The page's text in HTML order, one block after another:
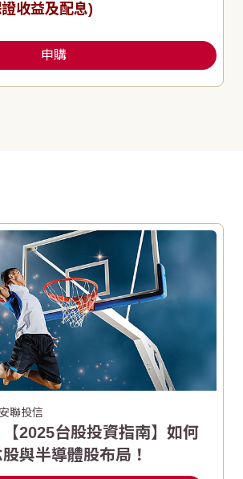
收益及配息)
申購
安聯投信
2025台股投資指南】如何
與半導體股布局！